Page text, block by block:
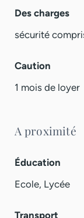
Des charges
sécurité
Caution
1 mois de loyer
A proximité
Éducation
Ecole, Lycée
Transport